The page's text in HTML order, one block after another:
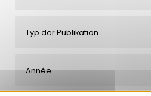
Typ der Publikation
Année